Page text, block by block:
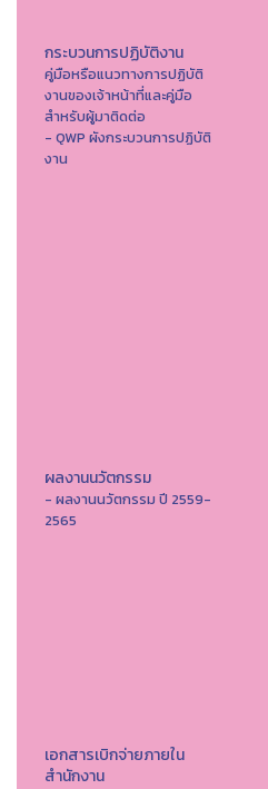
กระบวนการปฏิบัติงาน
คู่มือหรือแนวทางการปฏิบัติ
งานของเจ้าหน้าที่และคู่มือ
สำหรับผู้มาติดต่อ
- QWP ผังกระบวนการปฏิบัติ
งาน
ผลงานนวัตกรรม
- ผลงานนวัตกรรม ปี 2559-
2565
เอกสารเบิกจ่ายภายใน
สำนักงาน